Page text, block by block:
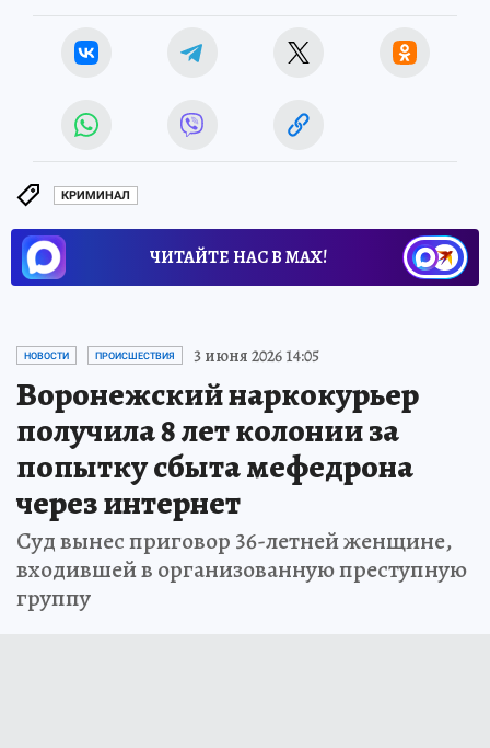
КРИМИНАЛ
ЧИТАЙТЕ НАС В МАХ!
НОВОСТИ ПРОИСШЕСТВИЯ 3 июня 2026 14:05
Воронежский наркокурьер
получила 8 лет колонии за
попытку сбыта мефедрона
через интернет
Суд вынес приговор 36-летней женщине,
входившей в организованную преступную
группу